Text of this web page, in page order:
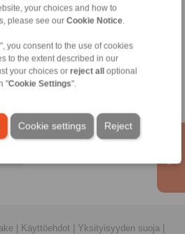
your choices and how to
please see our Cookie Notice
", you consent to the use of cookies
to the extent described in our
your choices or reject alloptional
"Cookie Settings".
Reject
Cookie settings
Käyttöehdot Yksityisyyden suoja